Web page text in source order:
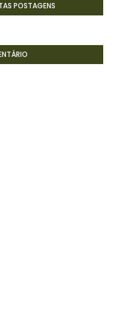
POSTAGENS